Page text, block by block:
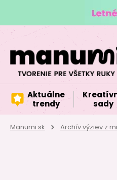
Aktuálne
trendy
sady
Manumi.sk Archív výziev z